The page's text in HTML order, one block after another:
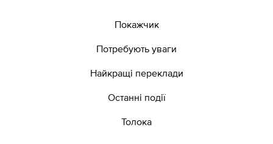
Покажчик
Потребують уваги
Найкращі переклади
Останні події
Толока